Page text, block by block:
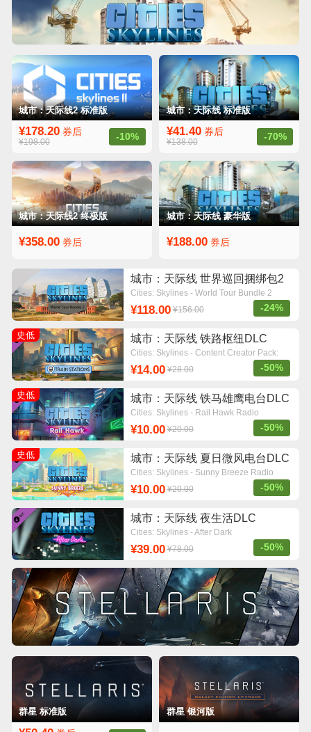
城市：天际线2 标准版
¥178.20券后
¥198.00 -10%
城市：天际线 标准版
¥41.40券后
¥138.00 -70%
城市：天际线2 终极版
¥358.00券后
城市：天际线 豪华版
¥188.00券后
城市：天际线 世界巡回捆绑包2
Cities: Skylines - World Tour Bundle 2
¥118.00 ¥156.00 -24%
史低 城市：天际线 铁路枢纽DLC
Cities: Skylines - Content Creator Pack:
¥14.00 ¥28.00 -50%
史低 城市：天际线 铁马雄鹰电台DLC
Cities: Skylines - Rail Hawk Radio
¥10.00 ¥20.00 -50%
史低 城市：天际线 夏日微风电台DLC
Cities: Skylines - Sunny Breeze Radio
¥10.00 ¥20.00 -50%
城市：天际线 夜生活DLC
Cities: Skylines - After Dark
¥39.00 ¥78.00 -50%
群星 标准版 群星 银河版